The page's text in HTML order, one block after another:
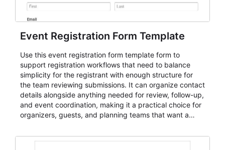
Event Registration Form Template
Use this event registration form template form to
support registration workflows that need to balance
simplicity for the registrant with enough structure for
the team reviewing submissions. It can organize contact
details alongside anything needed for review, follow-up,
and event coordination, making it a practical choice for
organizers, guests, and planning teams that want a
and participant management. The form is suitable for